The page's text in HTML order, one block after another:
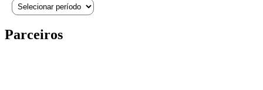
Parceiros